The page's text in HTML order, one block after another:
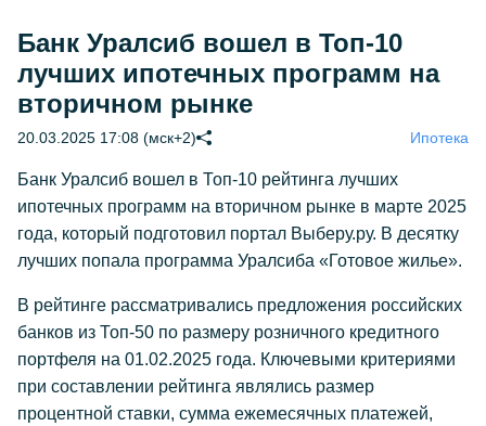
Банк Уралсиб вошел в Топ-10
лучших ипотечных программ на
вторичном рынке
20.03.2025 17:08 (мск+2) Ипотека
Банк Уралсиб вошел в Топ-10 рейтинга лучших
ипотечных программ на вторичном рынке в марте 2025
года, который подготовил портал Выберу.ру. В десятку
лучших попала программа Уралсиба «Готовое жилье».
В рейтинге рассматривались предложения российских
банков из Топ-50 по размеру розничного кредитного
портфеля на 01.02.2025 года. Ключевыми критериями
при составлении рейтинга являлись размер
процентной ставки, сумма ежемесячных платежей,